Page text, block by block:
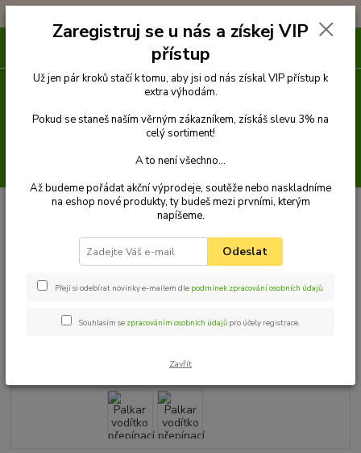
Venčení Vodítka Přepínací vodítka popruhová
Vodítko
Palkar vodítko přepínací z popruhu pro psy 250
Palkar vodítko přepínací z
popruhu pro psy 250 cm x 10 mm
černo-modrá s tlapkami
Zaregistruj se u nás a získej VIP
přístup
Už jen pár kroků stačí k tomu, aby jsi od nás získal VIP přístup k
extra výhodám.
Pokud se staneš naším věrným zákazníkem, získáš slevu 3% na
celý sortiment!
A to není všechno...
Až budeme pořádat akční výprodeje, soutěže nebo naskladníme
na eshop nové produkty, ty budeš mezi prvními, kterým
napíšeme.
Odeslat
Přeji si odebírat novinky e-mailem dle podmínek zpracování osobních údajů.
Souhlasím se zpracováním osobních údajů pro účely registrace.
Zavřít